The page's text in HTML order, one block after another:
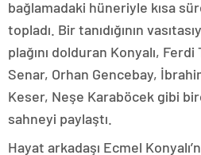
bağlamadaki hüneriyle kısa
topladı. Bir tanıdığının
plağını dolduran Konyalı,
Senar, Orhan Gencebay,
Keser, Neşe Karaböcek gibi
sahneyi paylaştı.
Hayat arkadaşı Ecmel